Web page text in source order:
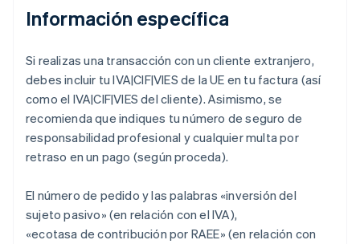
Información específica
Si realizas una transacción con un cliente extranjero,
debes incluir tu IVA|CIF|VIES de la UE en tu factura (así
como el IVA|CIF|VIES del cliente). Asimismo, se
recomienda que indiques tu número de seguro de
responsabilidad profesional y cualquier multa por
retraso en un pago (según proceda).
El número de pedido y las palabras «inversión del
sujeto pasivo» (en relación con el IVA),
«ecotasa de contribución por RAEE» (en relación con